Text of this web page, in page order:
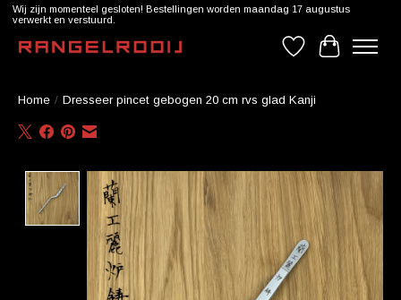
Wij zijn momenteel gesloten! Bestellingen worden maandag 17 augustus
verwerkt en verstuurd.
Verlanglijst
Home / Dresseer pincet gebogen 20 cm rvs glad Kanji
Product image slideshow Items